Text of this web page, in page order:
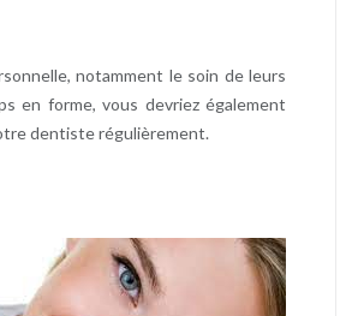
notamment le soin de leurs
en forme, vous devriez également
dentiste régulièrement.